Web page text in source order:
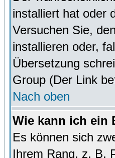
installiert hat oder
Versuchen Sie,
installieren oder,
Übersetzung
Group (Der Link
Nach oben
Wie kann ich ein
Es können sich
Ihrem Rang, z. B.